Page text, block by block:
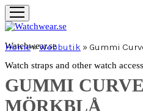
Watchwear.se
Watch straps and other watch
Home»Webbutik » Gummi
GUMMI
MÖRKBLÅ